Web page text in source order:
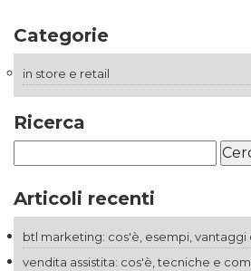
Categorie
in store e retail
Ricerca
Articoli recenti
btl marketing: cos'è, esempi,
vendita assistita: cos'è, tecniche e